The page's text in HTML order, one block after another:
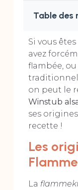
Table des
Si vous
avez
flambée, ou
traditionnel
on peut le
Winstub
ses
recette !
Les
La